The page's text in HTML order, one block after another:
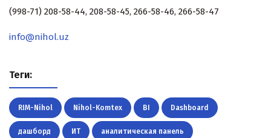
(998-71) 208-58-44, 208-58-45, 266-58-46, 266-58-47
info@nihol.uz
Теги:
RIM-Nihol Nihol-Komtex BI Dashboard
дашборд ИТ аналитическая панель